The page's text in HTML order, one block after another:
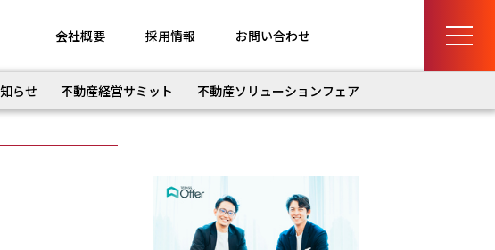
会社概要 採用情報 お問い合わせ
らせ 不動産経営サミット 不動産ソリューションフェア